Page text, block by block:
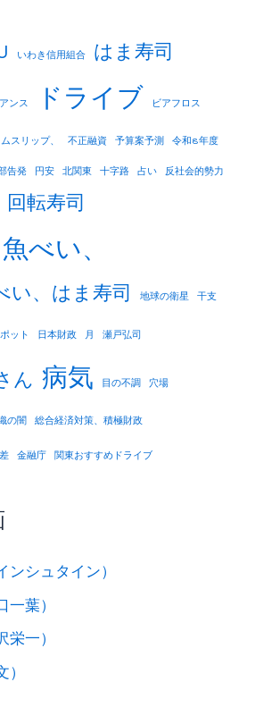
いわき信用組合 はま寿司
ンス ドライブ ビアフロス
スリップ、 不正融資 予算案予測 令和8年度
告発 円安 北関東 十字路 占い 反社会的勢力
回転寿司
べい、
い、はま寿司 地球の衛星 干支
ット 日本財政 月 瀬戸弘司
ん 病気 目の不調 穴場
の闇 総合経済対策、積極財政
金融庁 関東おすすめドライブ
シュタイン）
葉）
一）